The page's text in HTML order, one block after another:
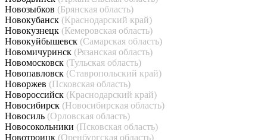
Новозыбков (Брянская область)
Новокубанск (Краснодарский край)
Новокузнецк (Кемеровская область)
Новокуйбышевск (Самарская область)
Новомичуринск (Рязанская область)
Новомосковск (Тульская область)
Новопавловск (Ставропольский край)
Новоржев (Псковская область)
Новороссийск (Краснодарский край)
Новосибирск (Новосибирская область)
Новосиль (Орловская область)
Новосокольники (Псковская область)
Новотроицк (Оренбургская область)